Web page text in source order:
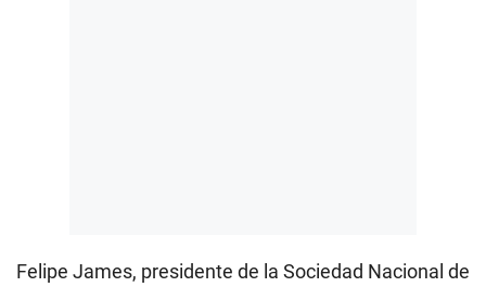
Felipe James, presidente de la Sociedad Nacional de